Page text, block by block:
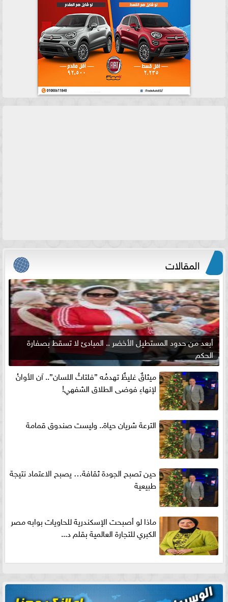
المقالات
أبعد من حدود المستطيل الأخضر .. المبادئ لا تسقط بصفارة
الحكم
ميثاقٌ غليظٌ تهدمُه ”فلتاتُ اللسان”.. آن الأوانُ
لإنهاءِ فوضى الطلاق الشفهي!
الترعة شريان حياة.. وليست صندوق قمامة
حين تصبح الجودة ثقافة… يصبح الاعتماد نتيجة
طبيعية
ماذا لو أصبحت الإسكندرية للحاويات بوابه مصر
الكبري للتجارة العالمية بقلم د...